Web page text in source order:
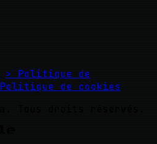
> Politique de
de cookies